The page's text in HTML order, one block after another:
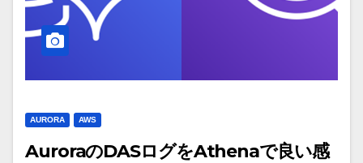
AURORA AWS
AuroraのDASログをAthenaで良い感